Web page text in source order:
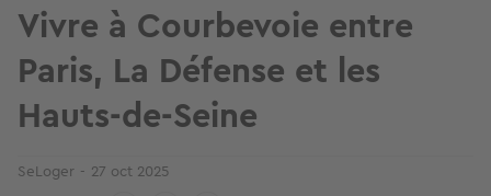
Vivre à Courbevoie entre
Paris, La Défense et les
Hauts-de-Seine
SeLoger 27 oct 2025